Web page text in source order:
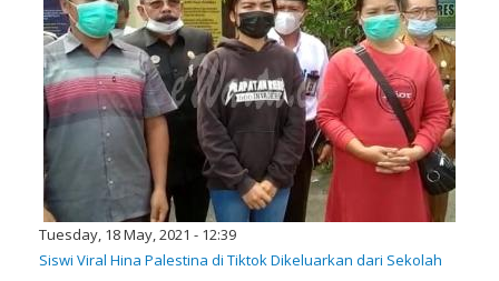
Tuesday, 18 May, 2021 - 12:39
Siswi Viral Hina Palestina di Tiktok Dikeluarkan dari Sekolah